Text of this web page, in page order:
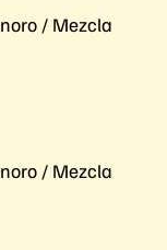
/ Mezcla
/ Mezcla